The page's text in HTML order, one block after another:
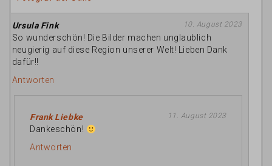
Ursula Fink 10. August 2023
So wunderschön! Die Bilder machen unglaublich
neugierig auf diese Region unserer Welt! Lieben Dank
dafür!!
Antworten
Frank Liebke 11. August 2023
Dankeschön!
Antworten